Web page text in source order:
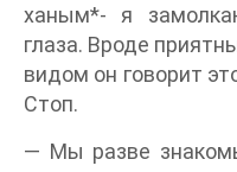
ханым*- я
глаза. Вроде
видом он говорит
Стоп.
— Мы разве